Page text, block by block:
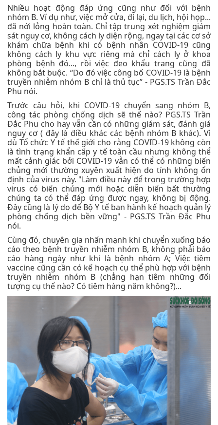
Nhiều hoạt động đáp ứng cũng như đối với bệnh
nhóm B. Ví dụ như, việc mở cửa, đi lại, du lịch, hội họp...
đã nới lỏng hoàn toàn. Chỉ tập trung xét nghiệm giám
sát nguy cơ, không cách ly diện rộng, ngay tại các cơ sở
khám chữa bệnh khi có bệnh nhân COVID-19 cũng
không cách ly khu vực riêng mà chỉ cách ly ở khoa
phòng bệnh đó..., rồi việc đeo khẩu trang cũng đã
không bắt buộc. “Do đó việc công bố COVID-19 là bệnh
truyền nhiễm nhóm B chỉ là thủ tục” - PGS.TS Trần Đắc
Phu nói.
Trước câu hỏi, khi COVID-19 chuyển sang nhóm B,
công tác phòng chống dịch sẽ thế nào? PGS.TS Trần
Đắc Phu cho hay vẫn cần có những giám sát, đánh giá
nguy cơ ( đây là điều khác các bệnh nhóm B khác). Vì
dù Tổ chức Y tế thế giới cho rằng COVID-19 không còn
là tình trạng khẩn cấp y tế toàn cầu nhưng không thể
mất cảnh giác bởi COVID-19 vẫn có thể có những biến
chủng mới thường xuyên xuất hiện do tính không ổn
định của virus này. "Làm điều này để trong trường hợp
virus có biến chủng mới hoặc diễn biến bất thường
chúng ta có thể đáp ứng được ngay, không bị động.
Đây cũng là lý do để Bộ Y tế ban hành kế hoạch quản lý
phòng chống dịch bền vững" - PGS.TS Trần Đắc Phu
nói.
Cùng đó, chuyên gia nhấn mạnh khi chuyển xuống báo
cáo theo bệnh truyền nhiễm nhóm B, không phải báo
cáo hàng ngày như khi là bệnh nhóm A; Việc tiêm
vaccine cũng cần có kế hoạch cụ thể phù hợp với bệnh
truyền nhiễm nhóm B (chẳng hạn tiêm những đối
tượng cụ thể nào? Có tiêm hàng năm không?)...